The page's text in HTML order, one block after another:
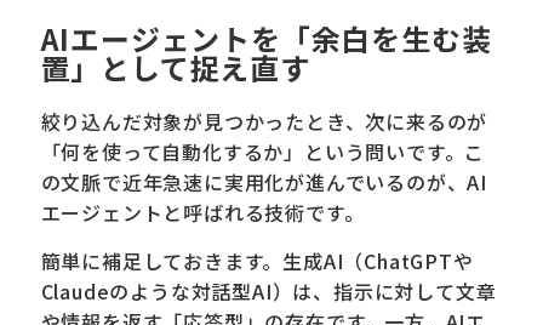
AIエージェントを「余白を生む装
置」として捉え直す
絞り込んだ対象が見つかったとき、次に来るのが
「何を使って自動化するか」という問いです。こ
の文脈で近年急速に実用化が進んでいるのが、AI
エージェントと呼ばれる技術です。
簡単に補足しておきます。生成AI（ChatGPTや
Claudeのような対話型AI）は、指示に対して文章